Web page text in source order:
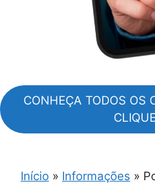
CONHEÇA TODOS OS
Início » Informações »